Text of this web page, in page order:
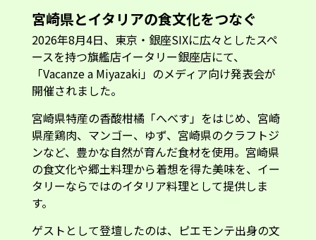
宮崎県とイタリアの食文化をつなぐ
2026年8月4日、東京・銀座SIXに広々としたスペ
ースを持つ旗艦店イータリー銀座店にて、
「Vacanze a Miyazaki」のメディア向け発表会が
開催されました。
宮崎県特産の香酸柑橘「へべす」をはじめ、宮崎
県産鶏肉、マンゴー、ゆず、宮崎県のクラフトジ
ンなど、豊かな自然が育んだ食材を使用。宮崎県
の食文化や郷土料理から着想を得た美味を、イー
タリーならではのイタリア料理として提供しま
す。
ゲストとして登壇したのは、ピエモンテ出身の文